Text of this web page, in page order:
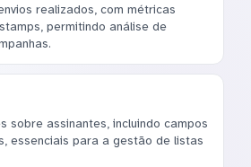
realizados, com métricas
permitindo análise de
sobre assinantes, incluindo campos
essenciais para a gestão de listas